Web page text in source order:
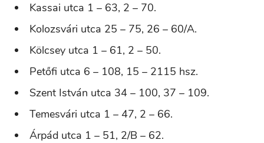
Kassai utca 1 – 63, 2 – 70.
Kolozsvári utca 25 – 75, 26 – 60/A.
Kölcsey utca 1 – 61, 2 – 50.
Petőfi utca 6 – 108, 15 – 2115 hsz.
Szent István utca 34 – 100, 37 – 109.
Temesvári utca 1 – 47, 2 – 66.
Árpád utca 1 – 51, 2/B – 62.